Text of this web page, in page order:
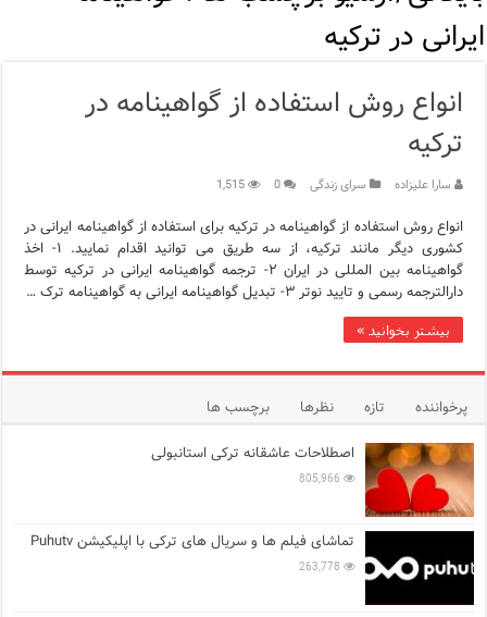
مرکز خرید پولات استانبول | تجربه‌ای متفاوت از خرید و سبک
ویژگی‌های رفتاری و اجتماعی در زبان ترکی استانبولی
ویژگی‌های منفی شخصیت در زبان ترکی استانبولی
موزه افسانه‌های کارتال استانبول؛ سفری به دنیای قصه‌ها در
موزه ساعت کاخ توپکاپی استانبول
اجاره خانه در استانبول چگونه است؟ راهنمای کامل در سال 2026
ایرانی در ترکیه
انواع روش استفاده از گواهینامه در
ترکیه
سارا علیزاده سرای زندگی 0
1,515
انواع روش استفاده از گواهینامه در ترکیه برای استفاده از گواهینامه ایرانی در
کشوری دیگر مانند ترکیه، از سه طریق می توانید اقدام نمایید. ۱- اخذ
گواهینامه بین المللی در ایران ۲- ترجمه گواهینامه ایرانی در ترکیه توسط
دارالترجمه رسمی و تایید نوتر ۳- تبدیل گواهینامه ایرانی به گواهینامه ترک …
بیشتر بخوانید »
پرخواننده تازه نظرها
برچسب ها
اصطلاحات عاشقانه ترکی استانبولی
805,966
تماشای فیلم ها و سریال های ترکی با اپلیکیشن Puhutv
263,778